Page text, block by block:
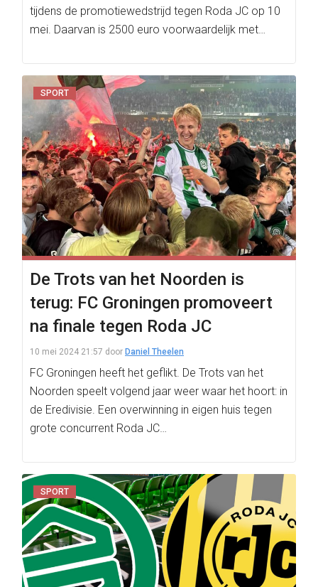
tijdens de promotiewedstrijd tegen Roda JC op 10
mei. Daarvan is 2500 euro voorwaardelijk met…
SPORT
De Trots van het Noorden is
terug: FC Groningen promoveert
na finale tegen Roda JC
10 mei 2024 21:57 door Daniel Theelen
FC Groningen heeft het geflikt. De Trots van het
Noorden speelt volgend jaar weer waar het hoort: in
de Eredivisie. Een overwinning in eigen huis tegen
grote concurrent Roda JC…
SPORT